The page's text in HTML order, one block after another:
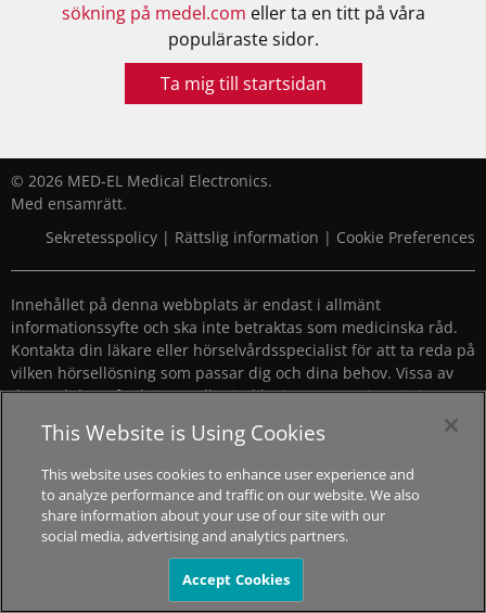
sökning på medel.com eller ta en titt på våra
populäraste sidor.
Ta mig till startsidan
© 2026 MED-EL Medical Electronics.
Med ensamrätt.
Sekretesspolicy | Rättslig information | Cookie Preferences
Innehållet på denna webbplats är endast i allmänt
informationssyfte och ska inte betraktas som medicinska råd.
Kontakta din läkare eller hörselvårdsspecialist för att ta reda på
vilken hörsellösning som passar dig och dina behov. Vissa av
de produkter, funktioner eller indikationer som visas är inte
This Website is Using Cookies
This website uses cookies to enhance user experience and
to analyze performance and traffic on our website. We also
share information about your use of our site with our
social media, advertising and analytics partners.
Accept Cookies